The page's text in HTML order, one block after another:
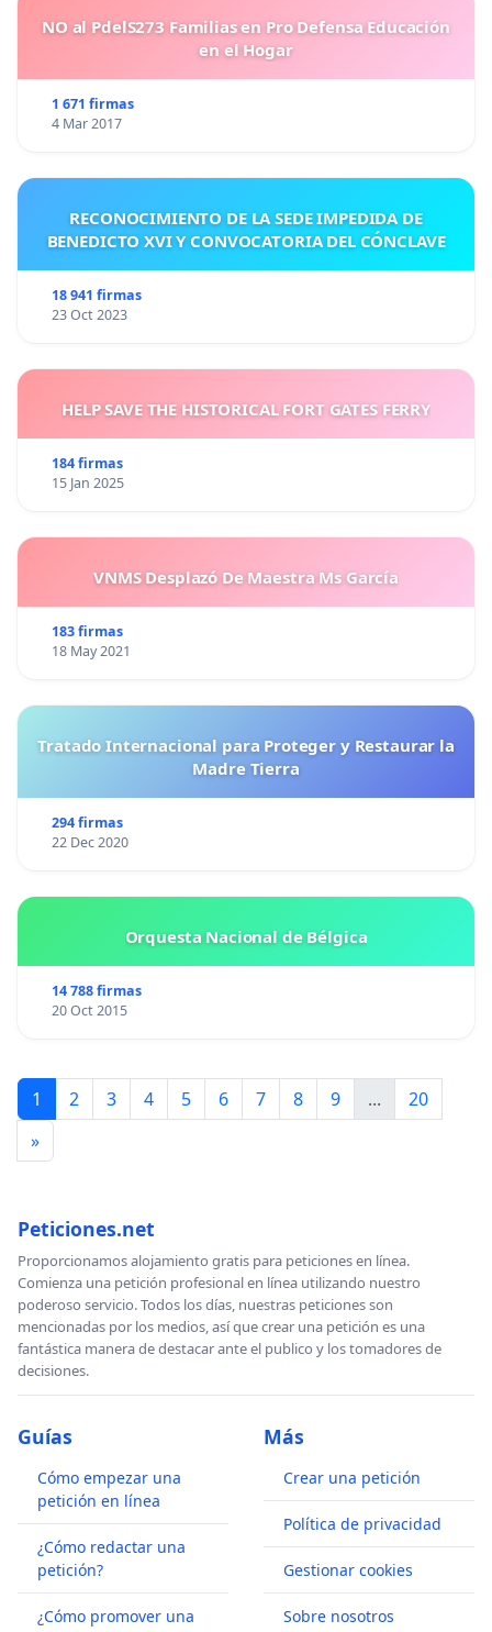
NO al PdelS273 Familias en Pro Defensa Educación
en el Hogar
1 671 firmas
4 Mar 2017
RECONOCIMIENTO DE LA SEDE IMPEDIDA DE
BENEDICTO XVI Y CONVOCATORIA DEL CÓNCLAVE
18 941 firmas
23 Oct 2023
HELP SAVE THE HISTORICAL FORT GATES FERRY
184 firmas
15 Jan 2025
VNMS Desplazó De Maestra Ms García
183 firmas
18 May 2021
Tratado Internacional para Proteger y Restaurar la
Madre Tierra
294 firmas
22 Dec 2020
Orquesta Nacional de Bélgica
14 788 firmas
20 Oct 2015
1 2 3 4 5 6 7 8 9 ...
20
»
Peticiones.net
Proporcionamos alojamiento gratis para peticiones en línea.
Comienza una petición profesional en línea utilizando nuestro
poderoso servicio. Todos los días, nuestras peticiones son
mencionadas por los medios, así que crear una petición es una
fantástica manera de destacar ante el publico y los tomadores de
decisiones.
Guías
Cómo empezar una
petición en línea
¿Cómo redactar una
petición?
¿Cómo promover una
Más
Crear una petición
Política de privacidad
Gestionar cookies
Sobre nosotros